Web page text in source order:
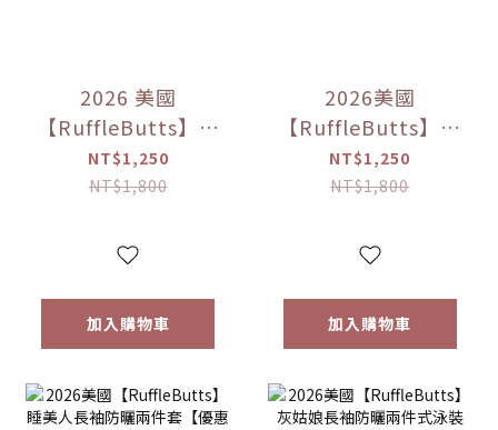
2026 美國
【RuffleButts】日
落貝殼長袖拉鍊防
曬兩件式【優惠限
NT$1,250
NT$1,800
加入購物車
2026美國
【RuffleButts】紫
色繡球長袖防曬兩
件式【優惠限定】
NT$1,250
NT$1,800
加入購物車